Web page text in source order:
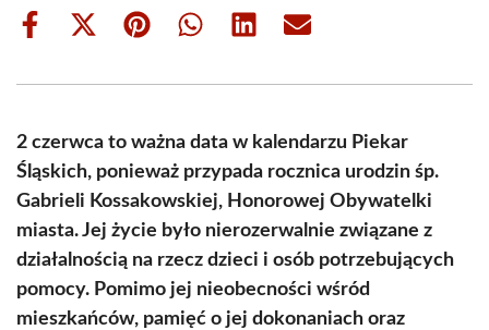
Share
Share
(Twitter)
Share Share Share Share
2 czerwca to ważna data w kalendarzu Piekar
Śląskich, ponieważ przypada rocznica urodzin śp.
Gabrieli Kossakowskiej, Honorowej Obywatelki
miasta. Jej życie było nierozerwalnie związane z
działalnością na rzecz dzieci i osób potrzebujących
pomocy. Pomimo jej nieobecności wśród
mieszkańców, pamięć o jej dokonaniach oraz